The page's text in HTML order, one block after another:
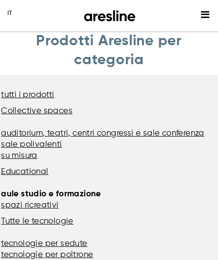
Prodotti Aresline per
categoria
tutti i prodotti
Collective spaces
auditorium, teatri, centri congressi e sale conferenza
sale polivalenti
su misura
Educational
aule studio e formazione
spazi ricreativi
Tutte le tecnologie
tecnologie per sedute
tecnologie per poltrone